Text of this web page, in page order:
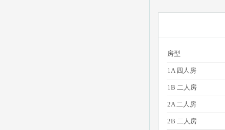
房型
1A 四人房
1B 二人房
2A 二人房
2B 二人房